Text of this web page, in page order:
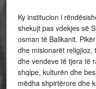
Ky institucion i
shekujt pas vdekjes së
osman të Ballkanit.
dhe misionarët religjioz,
dhe vendeve të tjera të
shqipe, kulturën dhe
mëdha shpirtërore dhe